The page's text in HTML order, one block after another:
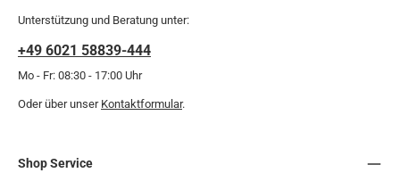
Unterstützung und Beratung unter:
+49 6021 58839-444
Mo - Fr: 08:30 - 17:00 Uhr
Oder über unser Kontaktformular.
Shop Service